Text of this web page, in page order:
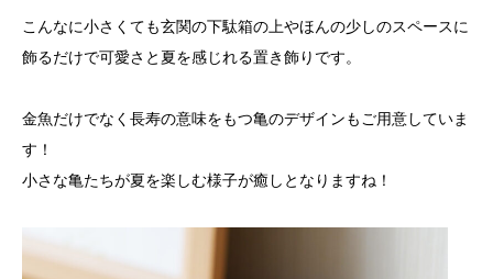
こんなに小さくても玄関の下駄箱の上やほんの少しのスペースに
飾るだけで可愛さと夏を感じれる置き飾りです。
金魚だけでなく長寿の意味をもつ亀のデザインもご用意していま
す！
小さな亀たちが夏を楽しむ様子が癒しとなりますね！